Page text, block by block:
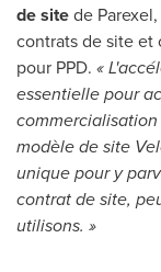
de sitede
contrats de site
pour PPD. «
essentielle pour
modèle de site
unique pour y
contrat de site,
utilisons. »